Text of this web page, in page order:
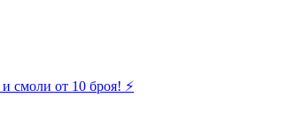
смоли от 10 броя! ⚡️